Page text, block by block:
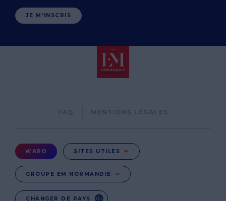
JE M'INSCRIS
Menu
Ward
WARD SITES UTILES
GROUPE EM NORMANDIE
CHANGER DE PAYS